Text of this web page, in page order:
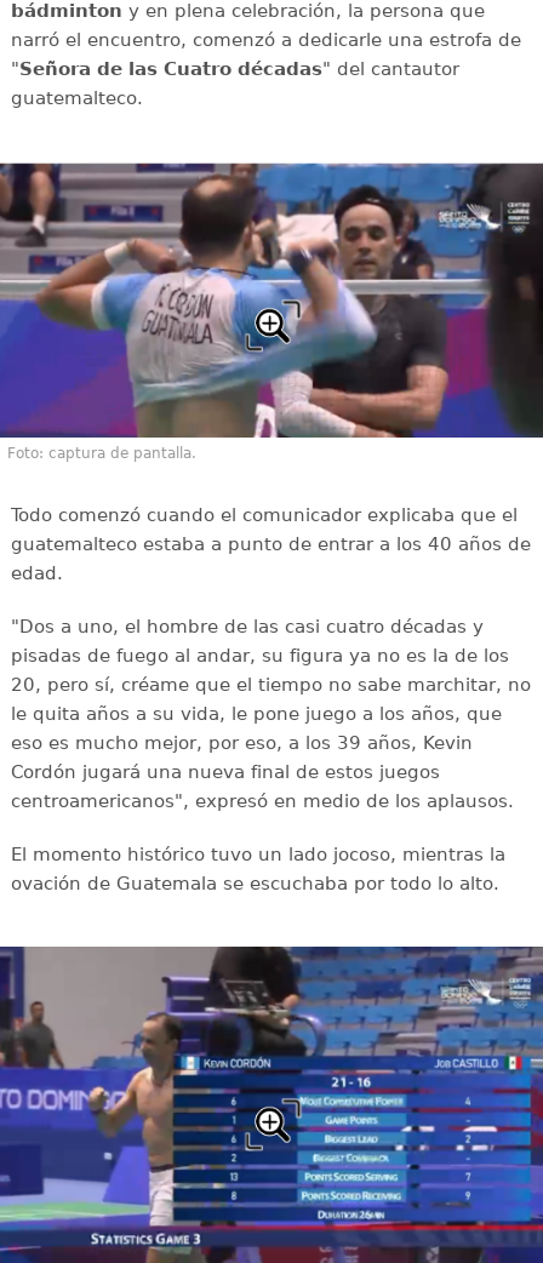
bádminton y en plena celebración, la persona que
narró el encuentro, comenzó a dedicarle una estrofa de
"Señora de las Cuatro décadas" del cantautor
guatemalteco.
Foto: captura de pantalla.
Todo comenzó cuando el comunicador explicaba que el
guatemalteco estaba a punto de entrar a los 40 años de
edad.
"Dos a uno, el hombre de las casi cuatro décadas y
pisadas de fuego al andar, su figura ya no es la de los
20, pero sí, créame que el tiempo no sabe marchitar, no
le quita años a su vida, le pone juego a los años, que
eso es mucho mejor, por eso, a los 39 años, Kevin
Cordón jugará una nueva final de estos juegos
centroamericanos", expresó en medio de los aplausos.
El momento histórico tuvo un lado jocoso, mientras la
ovación de Guatemala se escuchaba por todo lo alto.